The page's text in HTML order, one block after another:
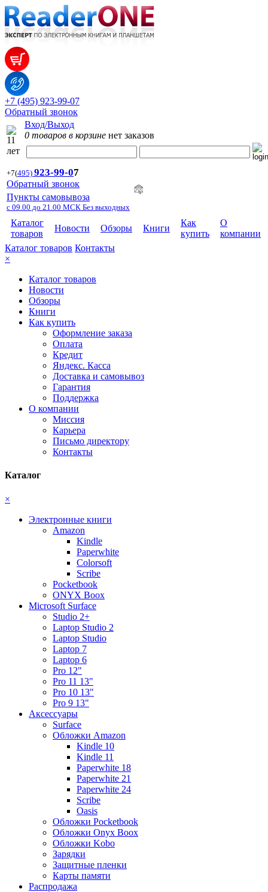
+7 (495) 923-99-07
Обратный звонок
Вход/Выход
0 товаров в корзине нет заказов
+7(495) 923-99-07
Обратный звонок
Пункты самовывоза
с 09.00 до 21.00 МСК Без выходных
Каталог
товаров
Новости Обзоры Книги
Как
купить
О
компании
Каталог товаров Контакты
×
Каталог товаров
Новости
Обзоры
Книги
Как купить
Оформление заказа
Оплата
Кредит
Яндекс. Касса
Доставка и самовывоз
Гарантия
Поддержка
О компании
Миссия
Карьера
Письмо директору
Контакты
Каталог
×
Электронные книги
Amazon
Kindle
Paperwhite
Colorsoft
Scribe
Pocketbook
ONYX Boox
Microsoft Surface
Studio 2+
Laptop Studio 2
Laptop Studio
Laptop 7
Laptop 6
Pro 12"
Pro 11 13"
Pro 10 13"
Pro 9 13"
Аксессуары
Surface
Обложки Amazon
Kindle 10
Kindle 11
Paperwhite 18
Paperwhite 21
Paperwhite 24
Scribe
Oasis
Обложки Pocketbook
Обложки Onyx Boox
Обложки Kobo
Зарядки
Защитные пленки
Карты памяти
Распродажа